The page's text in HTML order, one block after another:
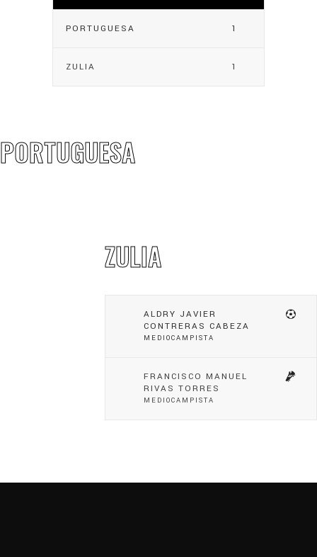
PORTUGUESA 1
ZULIA 1
PORTUGUESA
ZULIA
ALDRY JAVIER
CONTRERAS CABEZA
MEDIOCAMPISTA
FRANCISCO MANUEL
RIVAS TORRES
MEDIOCAMPISTA